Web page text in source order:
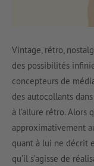
Vintage, rétro,
des possibilités
concepteurs de
des autocollants
à l’allure rétro. Alors
approximativement
quant à lui ne décrit
qu’il s’agisse de